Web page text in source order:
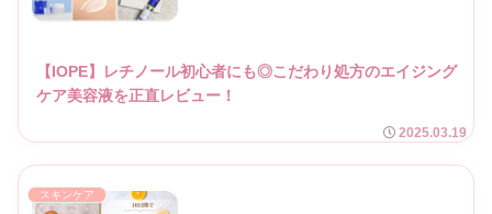
【IOPE】レチノール初心者にも◎こだわり処方のエイジング
ケア美容液を正直レビュー！
2025.03.19
スキンケア